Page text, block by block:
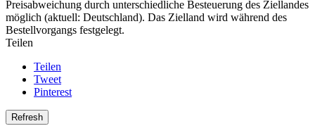
Preisabweichung durch unterschiedliche Besteuerung des Ziellandes
möglich (aktuell: Deutschland). Das Zielland wird während des
Bestellvorgangs festgelegt.
Teilen
Teilen
Tweet
Pinterest